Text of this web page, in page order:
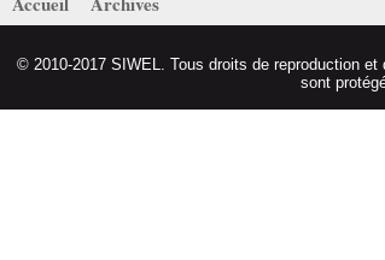
© 2010-2017 SIWEL. Tous droits de reproduction
sont